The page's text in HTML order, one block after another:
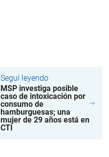
Seguí leyendo
MSP investiga posible
caso de intoxicación por
consumo de
hamburguesas; una
mujer de 29 años está en
CTI